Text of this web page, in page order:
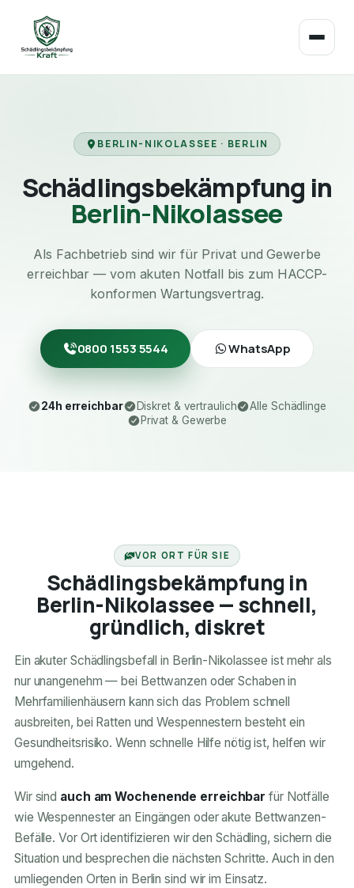
BERLIN-NIKOLASSEE · BERLIN
Schädlingsbekämpfung in
Berlin-Nikolassee
Als Fachbetrieb sind wir für Privat und Gewerbe
erreichbar — vom akuten Notfall bis zum HACCP-
konformen Wartungsvertrag.
0800 1553 5544 WhatsApp
24h erreichbar Diskret & vertraulich
Alle Schädlinge
Privat & Gewerbe
VOR ORT FÜR SIE
Schädlingsbekämpfung in
Berlin-Nikolassee — schnell,
gründlich, diskret
Ein akuter Schädlingsbefall in Berlin-Nikolassee ist mehr als
nur unangenehm — bei Bettwanzen oder Schaben in
Mehrfamilienhäusern kann sich das Problem schnell
ausbreiten, bei Ratten und Wespennestern besteht ein
Gesundheitsrisiko. Wenn schnelle Hilfe nötig ist, helfen wir
umgehend.
Wir sind auch am Wochenende erreichbar für Notfälle
wie Wespennester an Eingängen oder akute Bettwanzen-
Befälle. Vor Ort identifizieren wir den Schädling, sichern die
Situation und besprechen die nächsten Schritte. Auch in den
umliegenden Orten in Berlin sind wir im Einsatz.